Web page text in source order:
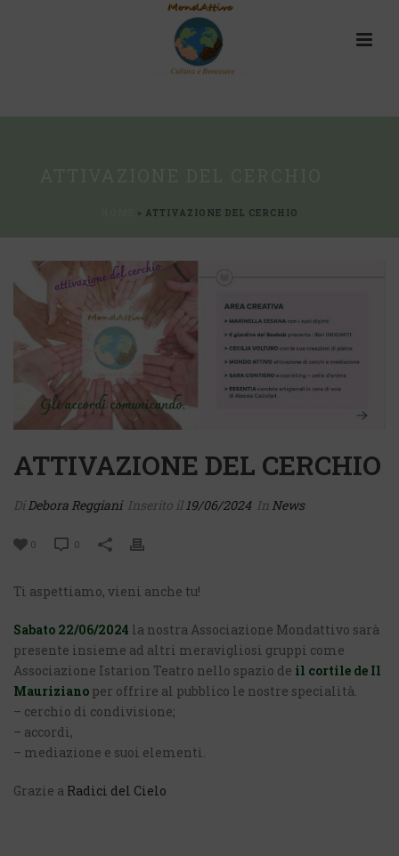
» ATTIVAZIONE DEL CERCHIO
ATTIVAZIONE DEL CERCHIO
Di Debora Reggiani Inserito il 19/06/2024 In News
0 0
Ti aspettiamo, vieni anche tu!
Sabato 22/06/2024 la nostra Associazione Mondattivo sarà
presente insieme ad altri meravigliosi gruppi come
Associazione Istarion Teatro nello spazio de il cortile de Il
Mauriziano per offrire al pubblico le nostre specialità.
– cerchio di condivisione;
– accordi,
– mediazione e suoi elementi.
Grazie a Radici del Cielo